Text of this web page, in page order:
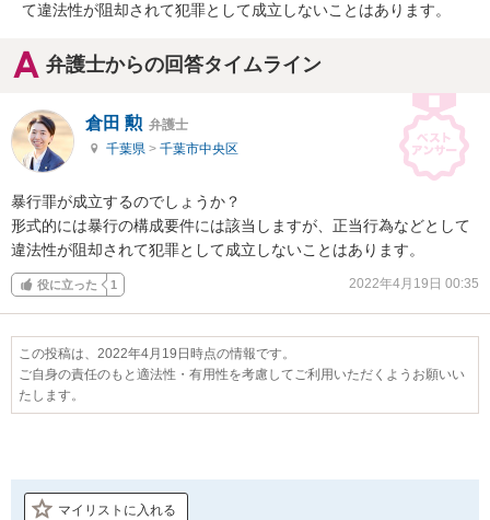
て違法性が阻却されて犯罪として成立しないことはあります。
弁護士からの回答タイムライン
倉田 勲 弁護士
千葉県 > 千葉市中央区
暴行罪が成立するのでしょうか？
形式的には暴行の構成要件には該当しますが、正当行為などとして
違法性が阻却されて犯罪として成立しないことはあります。
役に立った 1 2022年4月19日 00:35
この投稿は、2022年4月19日時点の情報です。
ご自身の責任のもと適法性・有用性を考慮してご利用いただくようお願いい
たします。
マイリストに入れる